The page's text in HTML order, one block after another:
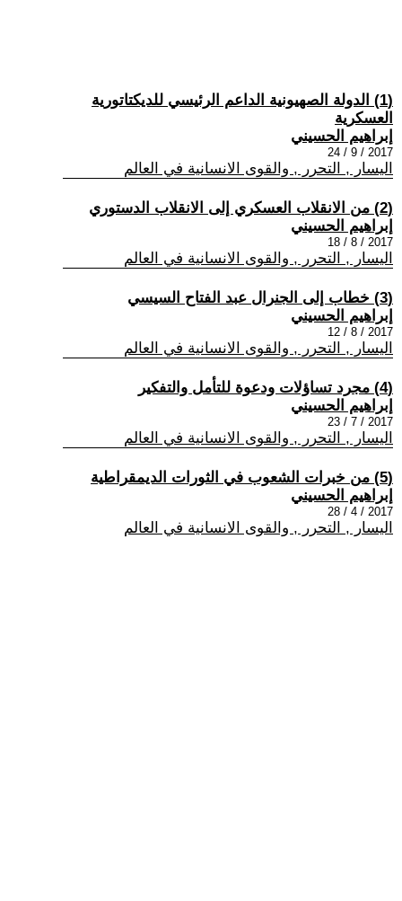
(1) الدولة الصهيونية الداعم الرئيسي للديكتاتورية
العسكرية
إبراهيم الحسيني
2017 / 9 / 24
اليسار , التحرر , والقوى الانسانية في العالم
(2) من الانقلاب العسكري إلى الانقلاب الدستوري
إبراهيم الحسيني
2017 / 8 / 18
اليسار , التحرر , والقوى الانسانية في العالم
(3) خطاب إلى الجنرال عبد الفتاح السيسي
إبراهيم الحسيني
2017 / 8 / 12
اليسار , التحرر , والقوى الانسانية في العالم
(4) مجرد تساؤلات ودعوة للتأمل والتفكير
إبراهيم الحسيني
2017 / 7 / 23
اليسار , التحرر , والقوى الانسانية في العالم
(5) من خبرات الشعوب في الثورات الديمقراطية
إبراهيم الحسيني
2017 / 4 / 28
اليسار , التحرر , والقوى الانسانية في العالم